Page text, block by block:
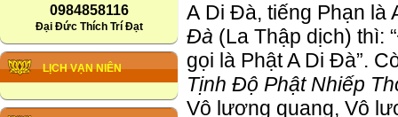
0984858116
Đại Đức Thích Trí Đạt
LỊCH VẠN NIÊN
A Di Đà, tiếng Phạn là
Đà (La Thập dịch) thì:
gọi là Phật A Di Đà”.
Tịnh Độ Phật Nhiếp
Vô lượng quang, Vô